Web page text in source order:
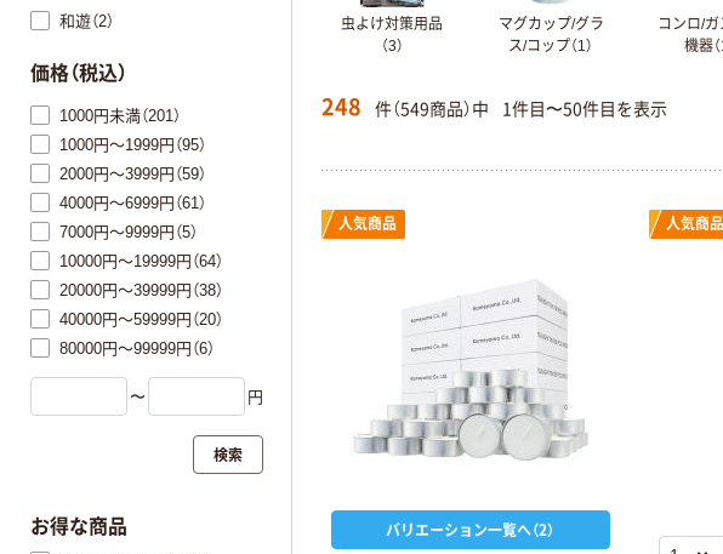
虫よけ対策用品
（3）
マグカップ/グラ
ス/コップ（1）
コンロ/
機器（
248 件（549商品）中 1件目〜50件目を表示
人気商品
バリエーション一覧へ（2）
人気商品
和遊（2）
価格（税込）
1000円未満（201）
1000円～1999円（95）
2000円～3999円（59）
4000円～6999円（61）
7000円～9999円（5）
10000円～19999円（64）
20000円～39999円（38）
40000円～59999円（20）
80000円～99999円（6）
〜 円
検索
お得な商品